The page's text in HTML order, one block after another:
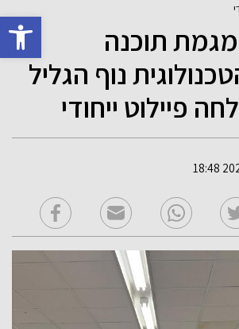
פתח
תוכנה
נוף הגליל
פיילוט ייחודי